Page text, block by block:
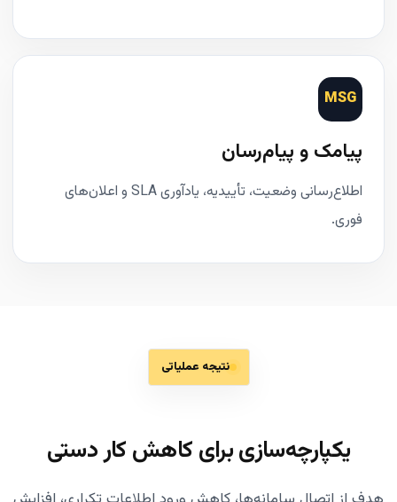
MSG
پیامک و پیام‌رسان
اطلاع‌رسانی وضعیت، تأییدیه، یادآوری SLA و اعلان‌های
فوری.
نتیجه عملیاتی
یکپارچه‌سازی برای کاهش کار دستی